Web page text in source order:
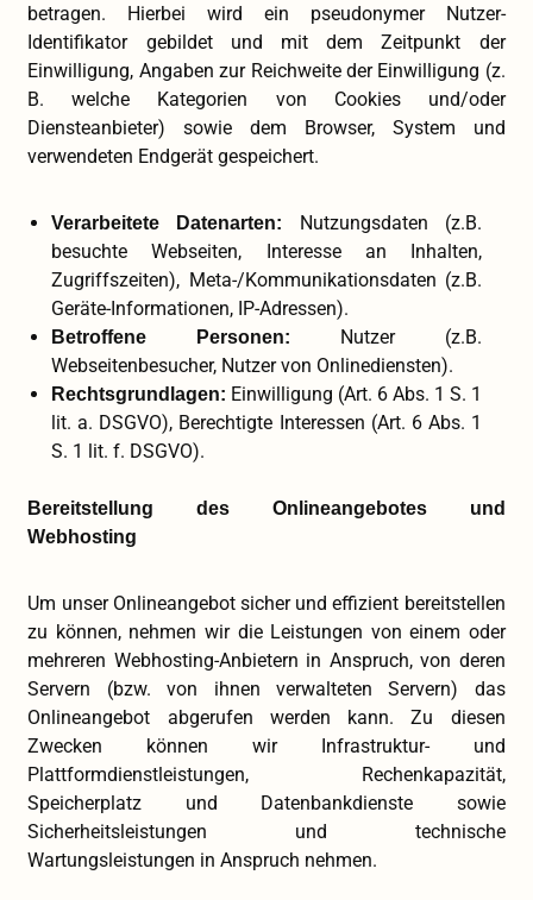
betragen. Hierbei wird ein pseudonymer Nutzer-
Identifikator gebildet und mit dem Zeitpunkt der
Einwilligung, Angaben zur Reichweite der Einwilligung (z.
B. welche Kategorien von Cookies und/oder
Diensteanbieter) sowie dem Browser, System und
verwendeten Endgerät gespeichert.
Verarbeitete Datenarten:
Nutzungsdaten (z.B.
besuchte Webseiten, Interesse an Inhalten,
Zugriffszeiten), Meta-/Kommunikationsdaten (z.B.
Geräte-Informationen, IP-Adressen).
Betroffene Personen:
Nutzer (z.B.
Webseitenbesucher, Nutzer von Onlinediensten).
Rechtsgrundlagen: Einwilligung (Art. 6 Abs. 1 S. 1
lit. a. DSGVO), Berechtigte Interessen (Art. 6 Abs. 1
S. 1 lit. f. DSGVO).
Bereitstellung des Onlineangebotes und
Webhosting
Um unser Onlineangebot sicher und effizient bereitstellen
zu können, nehmen wir die Leistungen von einem oder
mehreren Webhosting-Anbietern in Anspruch, von deren
Servern (bzw. von ihnen verwalteten Servern) das
Onlineangebot abgerufen werden kann. Zu diesen
Zwecken können wir Infrastruktur- und
Plattformdienstleistungen, Rechenkapazität,
Speicherplatz und Datenbankdienste sowie
Sicherheitsleistungen und technische
Wartungsleistungen in Anspruch nehmen.